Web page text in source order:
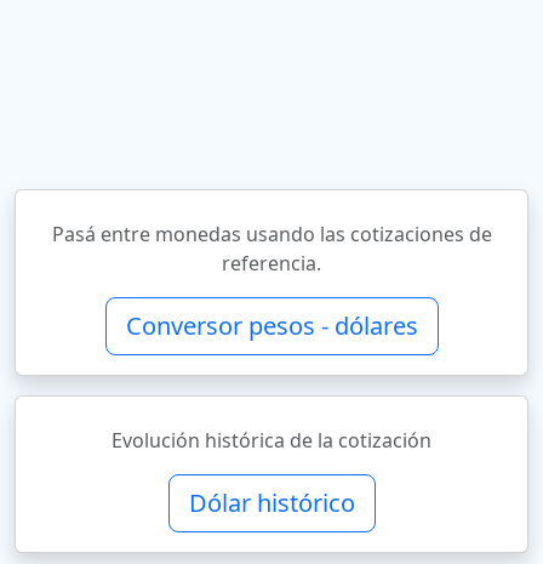
Pasá entre monedas usando las cotizaciones de
referencia.
Conversor pesos - dólares
Evolución histórica de la cotización
Dólar histórico